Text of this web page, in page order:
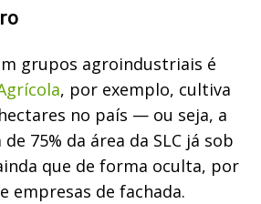
grupos agroindustriais é
, por exemplo, cultiva
no país — ou seja, a
75% da área da SLC já sob
que de forma oculta, por
empresas de fachada.